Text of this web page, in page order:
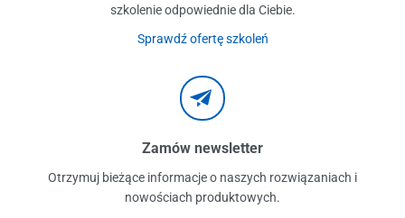
szkolenie odpowiednie dla Ciebie.
Sprawdź ofertę szkoleń
Zamów newsletter
Otrzymuj bieżące informacje o naszych rozwiązaniach i
nowościach produktowych.